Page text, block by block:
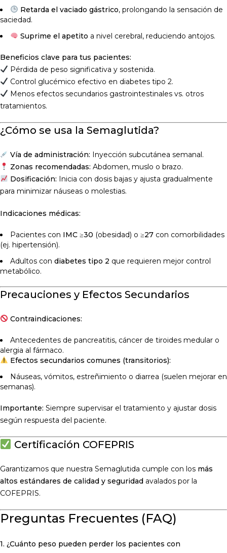
Retarda el vaciado gástrico, prolongando la sensación de
saciedad.
Suprime el apetito a nivel cerebral, reduciendo antojos.
Beneficios clave para tus pacientes:
Pérdida de peso significativa y sostenida.
Control glucémico efectivo en diabetes tipo 2.
Menos efectos secundarios gastrointestinales vs. otros
tratamientos.
¿Cómo se usa la Semaglutida?
Vía de administración: Inyección subcutánea semanal.
Zonas recomendadas: Abdomen, muslo o brazo.
Dosificación: Inicia con dosis bajas y ajusta gradualmente
para minimizar náuseas o molestias.
Indicaciones médicas:
Pacientes con IMC ≥30 (obesidad) o ≥27 con comorbilidades
(ej. hipertensión).
Adultos con diabetes tipo 2 que requieren mejor control
metabólico.
Precauciones y Efectos Secundarios
Contraindicaciones:
Antecedentes de pancreatitis, cáncer de tiroides medular o
alergia al fármaco.
Efectos secundarios comunes (transitorios):
Náuseas, vómitos, estreñimiento o diarrea (suelen mejorar en
semanas).
Importante: Siempre supervisar el tratamiento y ajustar dosis
según respuesta del paciente.
Certificación COFEPRIS
Garantizamos que nuestra Semaglutida cumple con los más
altos estándares de calidad y seguridad avalados por la
COFEPRIS.
Preguntas Frecuentes (FAQ)
1. ¿Cuánto peso pueden perder los pacientes con